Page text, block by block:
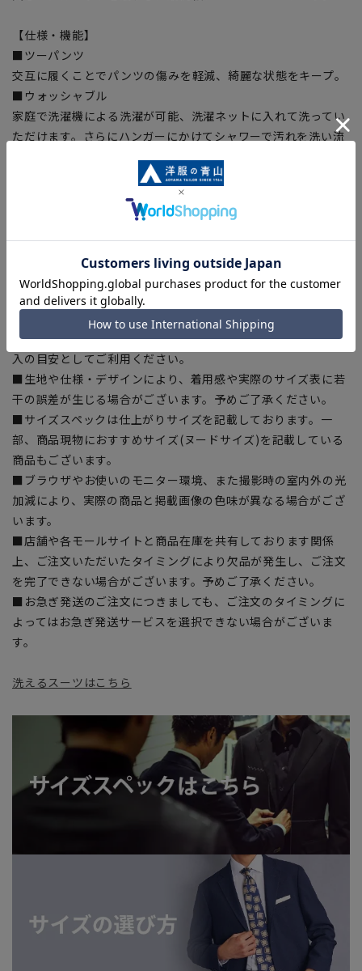
【仕様・機能】
■ツーパンツ
交互に履くことでパンツの傷みを軽減、綺麗な状態をキープ。
■ウォッシャブル
家庭で洗濯機による洗濯が可能、洗濯ネットに入れて洗ってい
ただけます。さらにハンガーにかけてシャワーで汚れを洗い流
縦横2方向にのびる着心地快適なストレッチ生地。
【シルエット】《細め(スリム)》 (当社比)
【商品に関するご注意】
■商品画像はサンプルのため、色味やサイズ等の仕様に変更が
ある場合がございますので、予めご了承ください。
■ゆとり感には個人差があります。サイズ表を確認の上、ご購
入の目安としてご利用ください。
■生地や仕様・デザインにより、着用感や実際のサイズ表に若
干の誤差が生じる場合がございます。予めご了承ください。
■サイズスペックは仕上がりサイズを記載しております。一
部、商品現物におすすめサイズ(ヌードサイズ)を記載している
商品もございます。
■ブラウザやお使いのモニター環境、また撮影時の室内外の光
加減により、実際の商品と掲載画像の色味が異なる場合がござ
います。
■店舗や各モールサイトと商品在庫を共有しております関係
上、ご注文いただいたタイミングにより欠品が発生し、ご注文
を完了できない場合がございます。予めご了承ください。
■お急ぎ発送のご注文につきましても、ご注文のタイミングに
よってはお急ぎ発送サービスを選択できない場合がございま
す。
洗えるスーツはこちら